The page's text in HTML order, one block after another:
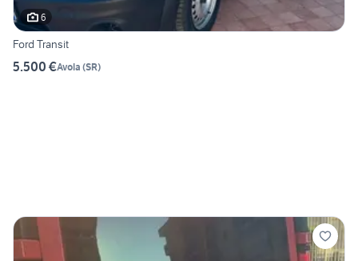
6
Ford Transit
5.500 €Avola (SR)